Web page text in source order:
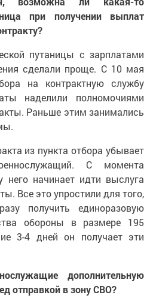
при получении выплат
путаницы с зарплатами
сделали проще. С 10 мая
на контрактную службу
наделили полномочиями
Раньше этим занимались
из пункта отбора убывает
С момента
него начинает идти выслуга
Все это упростили для того,
получить единоразовую
обороны в размере 195
3-4 дней он получает эти
дополнительную
отправкой в зону СВО?